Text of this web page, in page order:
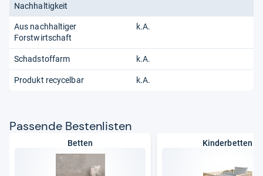
Nachhaltigkeit
Aus nachhaltiger
Forstwirtschaft
k.A.
Schadstoffarm k.A.
Produkt recycelbar k.A.
Pas­sende Bes­ten­lis­ten
Betten Kinderbetten